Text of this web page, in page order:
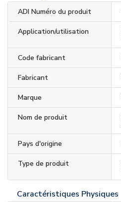
ADI Numéro du produit
Application/utilisation
Code fabricant
Fabricant
Marque
Nom de produit
Pays d'origine
Type de produit
Caractéristiques Physiques